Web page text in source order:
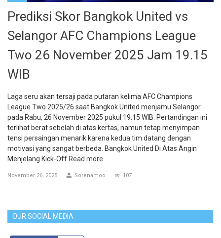
Prediksi Skor Bangkok United vs
Selangor AFC Champions League
Two 26 November 2025 Jam 19.15
WIB
Laga seru akan tersaji pada putaran kelima AFC Champions
League Two 2025/26 saat Bangkok United menjamu Selangor
pada Rabu, 26 November 2025 pukul 19.15 WIB. Pertandingan ini
terlihat berat sebelah di atas kertas, namun tetap menyimpan
tensi persaingan menarik karena kedua tim datang dengan
motivasi yang sangat berbeda. Bangkok United Di Atas Angin
Menjelang Kick-Off Read more
November 26, 2025 Sorenamoo 107
OUR SOCIAL MEDIA